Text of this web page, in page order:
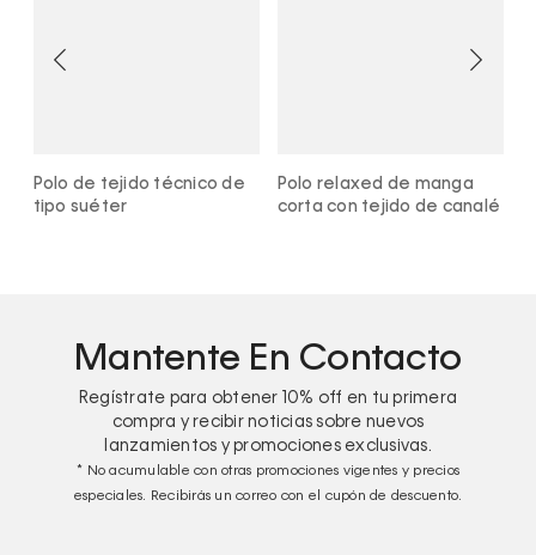
Polo de tejido técnico de
tipo suéter
Polo relaxed de manga
corta con tejido de canalé
Mantente En Contacto
Regístrate para obtener 10% off en tu primera
compra y recibir noticias sobre nuevos
lanzamientos y promociones exclusivas.
* No acumulable con otras promociones vigentes y precios
especiales. Recibirás un correo con el cupón de descuento.